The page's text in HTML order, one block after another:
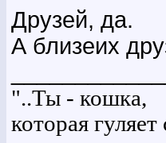
Друзей, да.
А близеих
"..Ты - кошка,
которая